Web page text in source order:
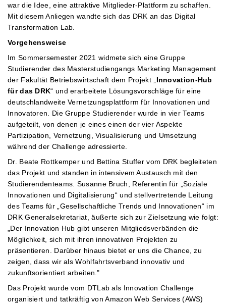
war die Idee, eine attraktive Mitglieder-Plattform zu schaffen.
Mit diesem Anliegen wandte sich das DRK an das Digital
Transformation Lab.
Vorgehensweise
Im Sommersemester 2021 widmete sich eine Gruppe
Studierender des Masterstudiengangs Marketing Management
der Fakultät Betriebswirtschaft dem Projekt „ Innovation-Hub
für das DRK“ und erarbeitete Lösungsvorschläge für eine
deutschlandweite Vernetzungsplattform für Innovationen und
Innovatoren. Die Gruppe Studierender wurde in vier Teams
aufgeteilt, von denen je eines einen der vier Aspekte
Partizipation, Vernetzung, Visualisierung und Umsetzung
während der Challenge adressierte.
Dr. Beate Rottkemper und Bettina Stuffer vom DRK begleiteten
das Projekt und standen in intensivem Austausch mit den
Studierendenteams. Susanne Bruch, Referentin für „Soziale
Innovationen und Digitalisierung“ und stellvertretende Leitung
des Teams für „Gesellschaftliche Trends und Innovationen“ im
DRK Generalsekretariat, äußerte sich zur Zielsetzung wie folgt:
„Der Innovation Hub gibt unseren Mitgliedsverbänden die
Möglichkeit, sich mit ihren innovativen Projekten zu
präsentieren. Darüber hinaus bietet er uns die Chance, zu
zeigen, dass wir als Wohlfahrtsverband innovativ und
zukunftsorientiert arbeiten."
Das Projekt wurde vom DTLab als Innovation Challenge
organisiert und tatkräftig von Amazon Web Services (AWS)